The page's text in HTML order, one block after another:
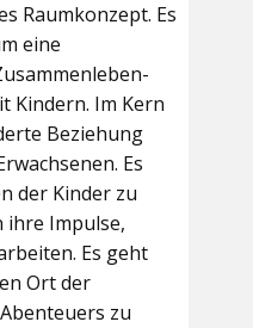
Raumkonzept. Es
eine
Kindern. Im Kern
Beziehung
Es
der Kinder zu
ihre Impulse,
Es geht
Ort der
zu